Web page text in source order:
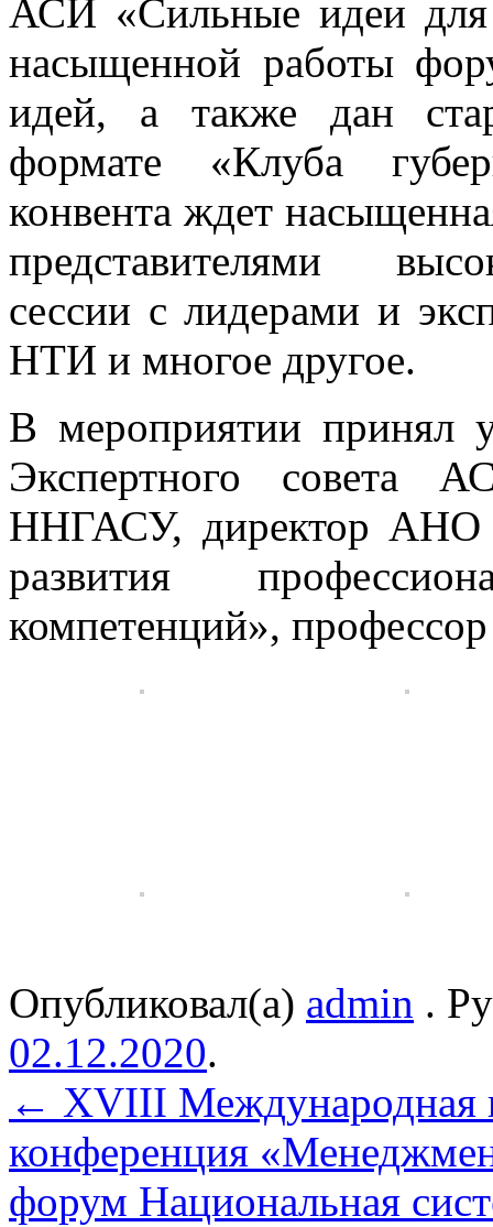
АСИ «Сильные идеи для
насыщенной работы
идей, а также дан
формате «Клуба
конвента ждет
представителями
сессии с лидерами и
НТИ и многое другое.
В мероприятии принял
Экспертного совета
ННГАСУ, директор АНО
развития
компетенций»,
Опубликовал(а) admin .
02.12.2020.
← XVIII Международная
конференция
форум Национальная